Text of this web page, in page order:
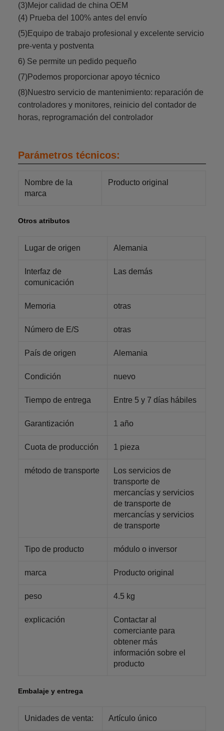
(3)Mejor calidad de china OEM
(4) Prueba del 100% antes del envío
(5)Equipo de trabajo profesional y excelente servicio
pre-venta y postventa
6) Se permite un pedido pequeño
(7)Podemos proporcionar apoyo técnico
(8)Nuestro servicio de mantenimiento: reparación de
controladores y monitores, reinicio del contador de
horas, reprogramación del controlador
Parámetros técnicos:
Nombre de la
marca
Producto original
Otros atributos
Lugar de origen Alemania
Interfaz de
comunicación
Las demás
Memoria otras
Número de E/S otras
País de origen Alemania
Condición nuevo
Tiempo de entrega Entre 5 y 7 días hábiles
Garantización 1 año
Cuota de producción 1 pieza
método de transporte
Los servicios de
transporte de
mercancías y servicios
de transporte de
mercancías y servicios
de transporte
Tipo de producto módulo o inversor
marca Producto original
peso 4.5 kg
explicación
Contactar al
comerciante para
obtener más
información sobre el
producto
Embalaje y entrega
Unidades de venta: Artículo único